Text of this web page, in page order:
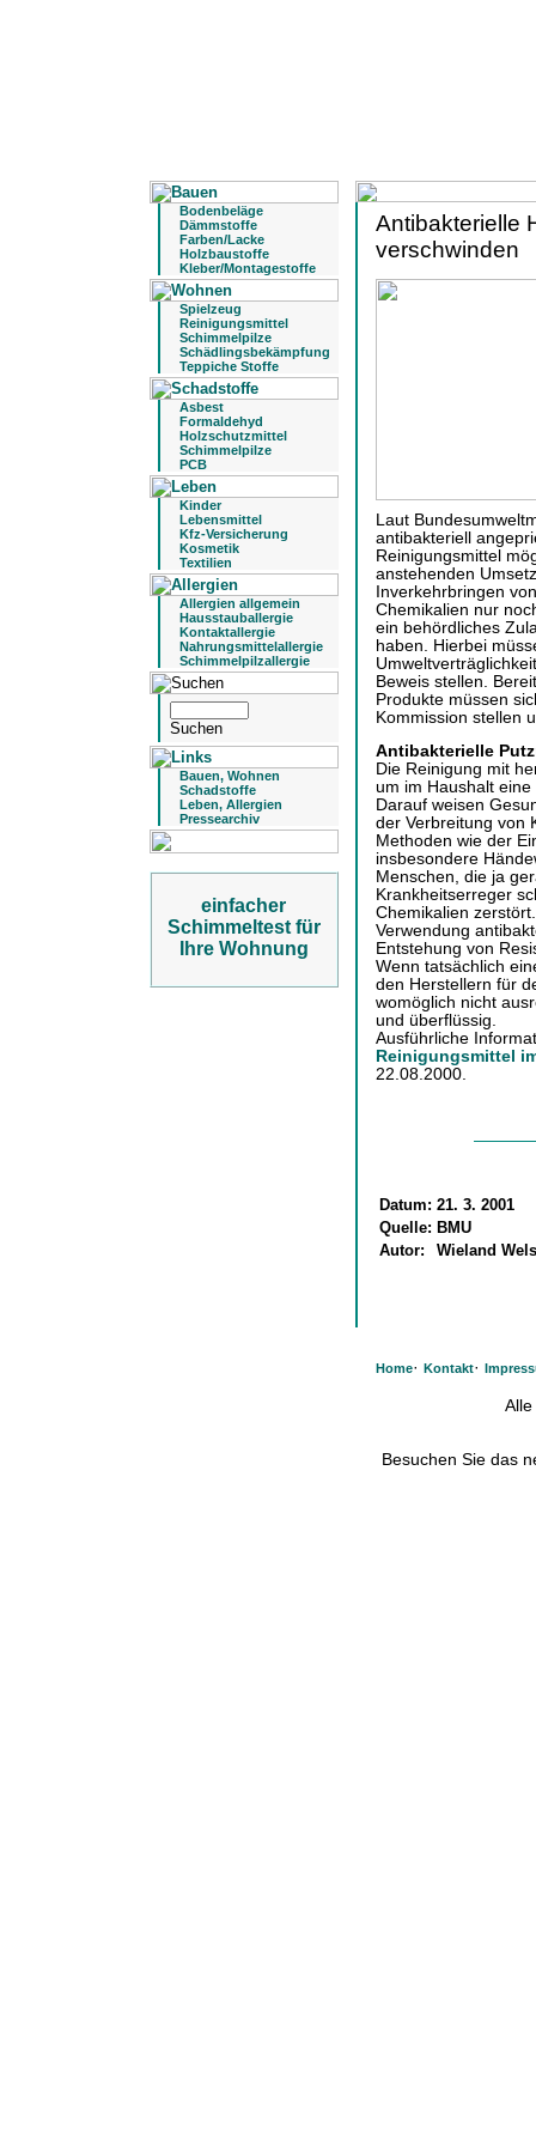
Bodenbeläge
Dämmstoffe
Farben/Lacke
Holzbaustoffe
Kleber/Montagestoffe
Spielzeug
Reinigungsmittel
Schimmelpilze
Schädlingsbekämpfung
Teppiche Stoffe
Asbest
Formaldehyd
Holzschutzmittel
Schimmelpilze
PCB
Kinder
Lebensmittel
Kfz-Versicherung
Kosmetik
Textilien
Allergien allgemein
Hausstauballergie
Kontaktallergie
Nahrungsmittelallergie
Schimmelpilzallergie
Bauen, Wohnen
Schadstoffe
Leben, Allergien
Pressearchiv
einfacher
Schimmeltest für
Ihre Wohnung
Antibakterielle
verschwinden
Laut
antibakteriell
Reinigungsmittel
anstehenden
Inverkehrbringen
Chemikalien nur
ein behördliches
haben. Hierbei
Beweis stellen.
Produkte müssen
Kommission stellen
Antibakterielle
Die Reinigung mit
um im Haushalt
Darauf weisen
der Verbreitung von
Methoden wie der
insbesondere
Menschen, die ja
Krankheitserreger
Chemikalien
Verwendung
Entstehung von
Wenn tatsächlich
den Herstellern für
womöglich nicht
und überflüssig.
Ausführliche
Reinigungsmittel
22.08.2000.
Datum: 21. 3. 2001
Quelle: BMU
Autor:
Wieland
Home· Kontakt·
Besuchen Sie das